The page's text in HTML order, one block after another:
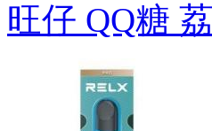
旺仔 QQ糖